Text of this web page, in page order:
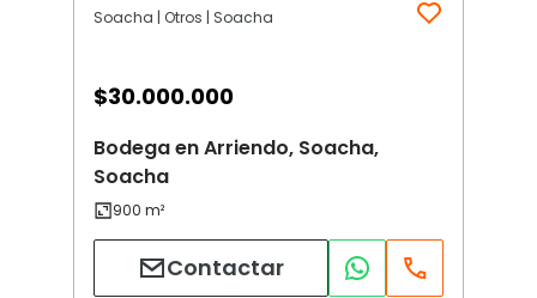
Soacha | Otros | Soacha
$30.000.000
Bodega en Arriendo, Soacha,
Soacha
Contactar